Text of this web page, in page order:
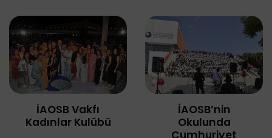
İAOSB Vakfı
Kadınlar Kulübü
İAOSB’nin
Okulunda
Cumhuriyet